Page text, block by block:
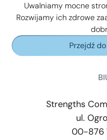
Uwalniamy mocne
Rozwijamy ich zdrowe
Przejdź
Strengths
ul.
00-876